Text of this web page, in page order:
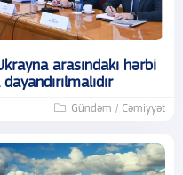
arasındakı hərbi
Gündəm / Cəmiyyət